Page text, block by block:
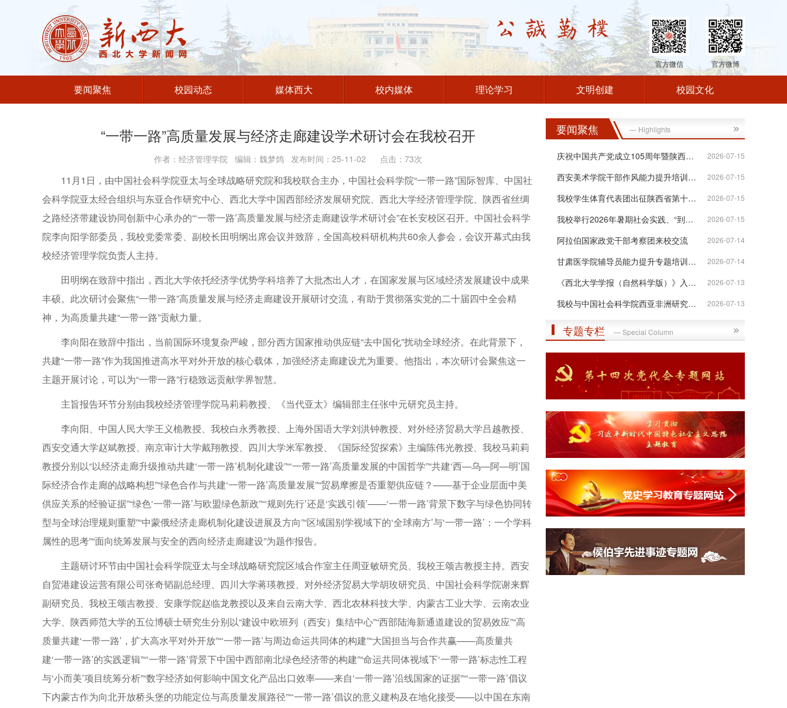
官方微信 官方微博
要闻聚焦 校园动态 媒体西大 校内媒体 理论学习 文明创建 校园文化
“一带一路”高质量发展与经济走廊建设学术研讨会在我校召开
作者：经济管理学院 编辑：魏梦鸽 发布时间：25-11-02 点击： 73次
11月1日，由中国社会科学院亚太与全球战略研究院和我校联合主办，中国社会科学院“一带一路”国际智库、中国社
会科学院亚太经合组织与东亚合作研究中心、西北大学中国西部经济发展研究院、西北大学经济管理学院、陕西省丝绸
之路经济带建设协同创新中心承办的“‘一带一路’高质量发展与经济走廊建设学术研讨会”在长安校区召开。中国社会科学
院李向阳学部委员，我校党委常委、副校长田明纲出席会议并致辞，全国高校科研机构共60余人参会，会议开幕式由我
校经济管理学院负责人主持。
田明纲在致辞中指出，西北大学依托经济学优势学科培养了大批杰出人才，在国家发展与区域经济发展建设中成果
丰硕。此次研讨会聚焦“一带一路”高质量发展与经济走廊建设开展研讨交流，有助于贯彻落实党的二十届四中全会精
神，为高质量共建“一带一路”贡献力量。
李向阳在致辞中指出，当前国际环境复杂严峻，部分西方国家推动供应链“去中国化”扰动全球经济。在此背景下，
共建“一带一路”作为我国推进高水平对外开放的核心载体，加强经济走廊建设尤为重要。他指出，本次研讨会聚焦这一
主题开展讨论，可以为“一带一路”行稳致远贡献学界智慧。
主旨报告环节分别由我校经济管理学院马莉莉教授、《当代亚太》编辑部主任张中元研究员主持。
李向阳、中国人民大学王义桅教授、我校白永秀教授、上海外国语大学刘洪钟教授、对外经济贸易大学吕越教授、
西安交通大学赵斌教授、南京审计大学戴翔教授、四川大学米军教授、《国际经贸探索》主编陈伟光教授、我校马莉莉
教授分别以“以经济走廊升级推动共建‘一带一路’机制化建设”“‘一带一路’高质量发展的中国哲学”“共建‘西—乌—阿—明’国
际经济合作走廊的战略构想”“绿色合作与共建‘一带一路’高质量发展”“贸易摩擦是否重塑供应链？——基于企业层面中美
供应关系的经验证据”“绿色‘一带一路’与欧盟绿色新政”“‘规则先行’还是‘实践引领’——‘一带一路’背景下数字与绿色协同转
型与全球治理规则重塑”“中蒙俄经济走廊机制化建设进展及方向”“区域国别学视域下的‘全球南方’与‘一带一路’：一个学科
属性的思考”“面向统筹发展与安全的西向经济走廊建设”为题作报告。
主题研讨环节由中国社会科学院亚太与全球战略研究院区域合作室主任周亚敏研究员、我校王颂吉教授主持。西安
自贸港建设运营有限公司张奇韬副总经理、四川大学蒋瑛教授、对外经济贸易大学胡玫研究员、中国社会科学院谢来辉
副研究员、我校王颂吉教授、安康学院赵临龙教授以及来自云南大学、西北农林科技大学、内蒙古工业大学、云南农业
大学、陕西师范大学的五位博硕士研究生分别以“建设中欧班列（西安）集结中心”“西部陆海新通道建设的贸易效应”“高
质量共建‘一带一路’，扩大高水平对外开放”“‘一带一路’与周边命运共同体的构建”“大国担当与合作共赢——高质量共
建‘一带一路’的实践逻辑”“‘一带一路’背景下中国中西部南北绿色经济带的构建”“命运共同体视域下‘一带一路’标志性工程
与‘小而美’项目统筹分析”“数字经济如何影响中国文化产品出口效率——来自‘一带一路’沿线国家的证据”“‘一带一路’倡议
下内蒙古作为向北开放桥头堡的功能定位与高质量发展路径”“‘一带一路’倡议的意义建构及在地化接受——以中国在东南
要闻聚焦 — Highlights
2026-07-15
庆祝中国共产党成立105周年暨陕西高校统...
2026-07-15
西安美术学院干部作风能力提升培训班在...
2026-07-15
我校学生体育代表团出征陕西省第十八届...
2026-07-15
我校举行2026年暑期社会实践、“到延安...
2026-07-14
阿拉伯国家政党干部考察团来校交流
2026-07-14
甘肃医学院辅导员能力提升专题培训班在...
2026-07-13
《西北大学学报（自然科学版）》入选“...
2026-07-13
我校与中国社会科学院西亚非洲研究所签...
专题专栏 — Special Column